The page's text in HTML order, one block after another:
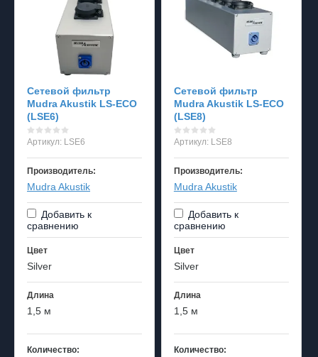
Cетевой фильтр
Mudra Akustik LS-ECO
(LSE6)
Артикул: LSE6
Производитель:
Mudra Akustik
Добавить к
сравнению
Цвет
Silver
Длина
1,5 м
Количество:
Cетевой фильтр
Mudra Akustik LS-ECO
(LSE8)
Артикул:LSE8
Производитель:
Mudra Akustik
Добавить к
сравнению
Цвет
Silver
Длина
1,5 м
Количество: